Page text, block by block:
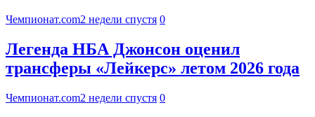
Чемпионат.com2 недели спустя 0
Легенда НБА Джонсон оценил
трансферы «Лейкерс» летом 2026 года
Чемпионат.com2 недели спустя 0